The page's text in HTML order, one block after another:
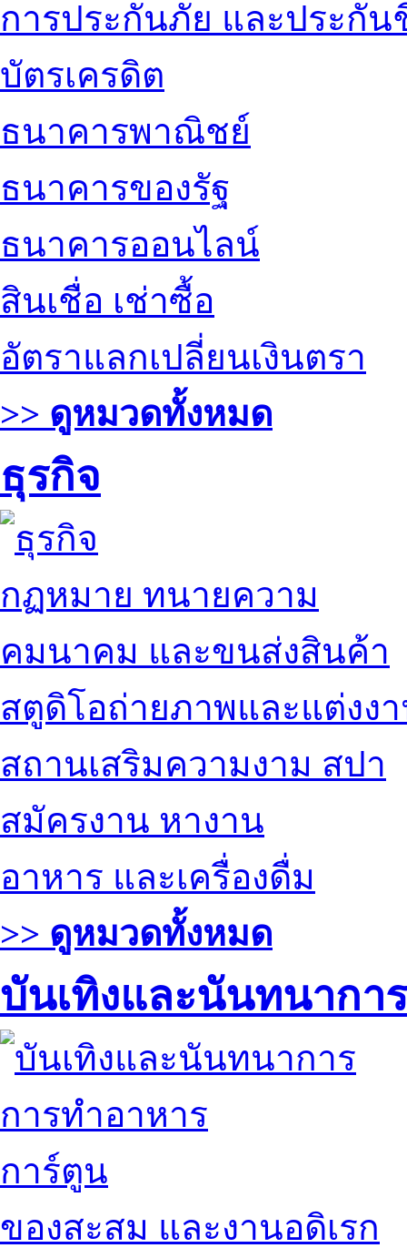
การประกันภัย และประกัน
บัตรเครดิต
ธนาคารพาณิชย์
ธนาคารของรัฐ
ธนาคารออนไลน์
สินเชื่อ เช่าซื้อ
อัตราแลกเปลี่ยนเงินตรา
>> ดูหมวดทั้งหมด
ธุรกิจ
กฏหมาย ทนายความ
คมนาคม และขนส่งสินค้า
สตูดิโอถ่ายภาพและแต่งง
สถานเสริมความงาม สปา
สมัครงาน หางาน
อาหาร และเครื่องดื่ม
>> ดูหมวดทั้งหมด
บันเทิงและนันทนาการ
การทำอาหาร
การ์ตูน
ของสะสม และงานอดิเรก